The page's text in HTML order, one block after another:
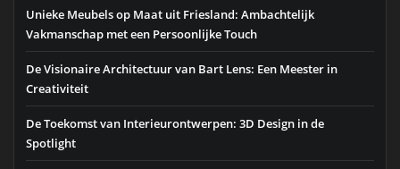
Unieke Meubels op Maat uit Friesland: Ambachtelijk
Vakmanschap met een Persoonlijke Touch
De Visionaire Architectuur van Bart Lens: Een Meester in
Creativiteit
De Toekomst van Interieurontwerpen: 3D Design in de
Spotlight